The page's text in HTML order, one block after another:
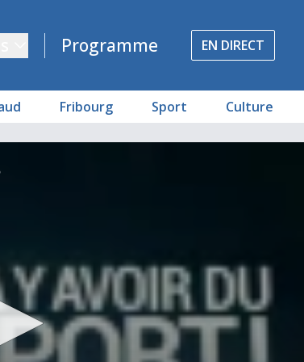
Programme EN DIRECT
Fribourg Sport Culture